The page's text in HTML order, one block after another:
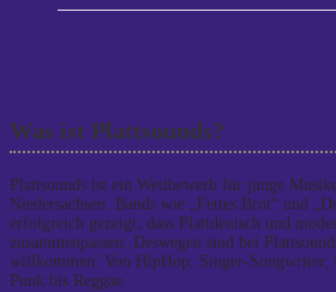
Was ist Plattsounds?
Plattsounds ist ein Wettbewerb für junge
Niedersachsen. Bands wie „Fettes Brot“ und
erfolgreich gezeigt, dass Plattdeutsch und
zusammenpassen. Deswegen sind bei
willkommen: Von HipHop, Singer-Songwriter,
Punk bis Reggae.